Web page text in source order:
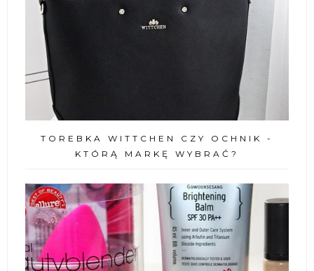
TOREBKA WITTCHEN CZY OCHNIK -
KTÓRĄ MARKĘ WYBRAĆ?